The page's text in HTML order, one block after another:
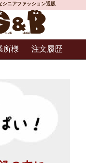
シニアファッション通販
所様 注文履歴